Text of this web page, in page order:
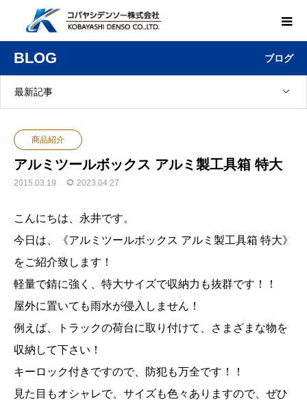
BLOG ブログ
最新記事
商品紹介
アルミツールボックス アルミ製工具箱 特大
2015.03.19 2023.04.27
こんにちは、永井です。
今日は、《アルミツールボックス アルミ製工具箱 特大》
をご紹介致します！
軽量で錆に強く、特大サイズで収納力も抜群です！！
屋外に置いても雨水が侵入しません！
例えば、トラックの荷台に取り付けて、さまざまな物を
収納して下さい！
キーロック付きですので、防犯も万全です！！
見た目もオシャレで、サイズも色々ありますので、ぜひ